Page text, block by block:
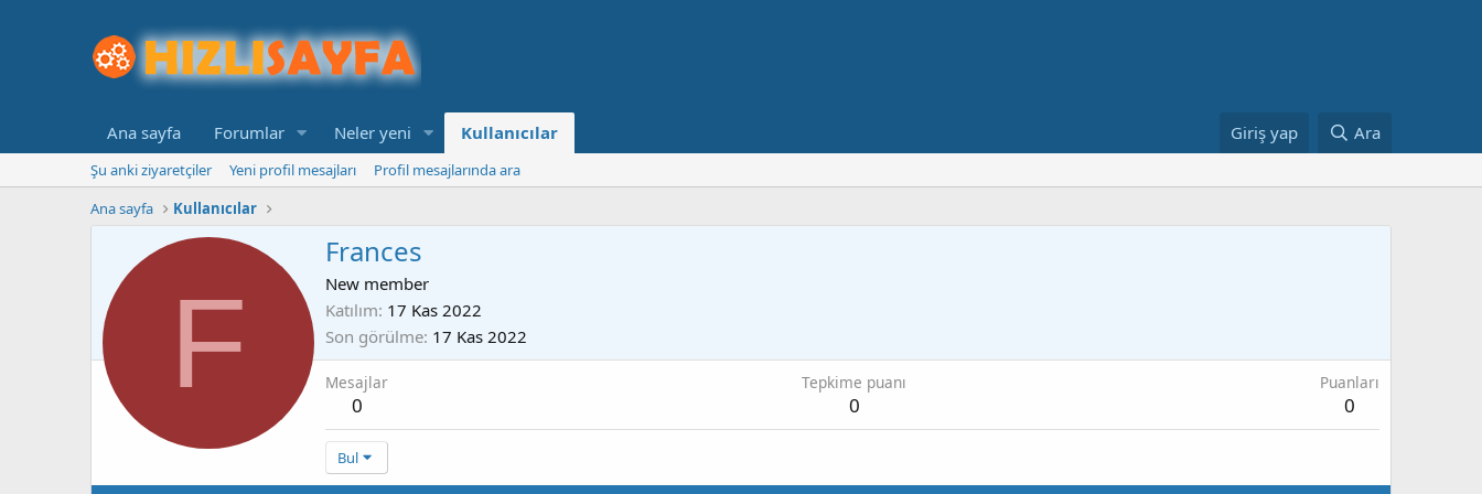
Ana sayfa Forumlar Neler yeni Kullanıcılar Giriş yap Ara
Şu anki ziyaretçiler Yeni profil mesajları
Profil mesajlarında ara
Ana sayfa
Kullanıcılar
F
Frances
New member
Katılım 17 Kas 2022
Son görülme 17 Kas 2022
Mesajlar
0
Tepkime puanı
0
Puanları
0
Bul